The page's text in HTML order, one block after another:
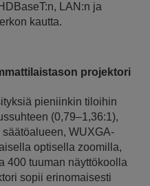
LAN:n ja
kautta.
projektori
pieniinkin tiloihin
(0,79–1,36:1),
WUXGA-
optisella zoomilla,
400 tuuman näyttökoolla
sopii erinomaisesti